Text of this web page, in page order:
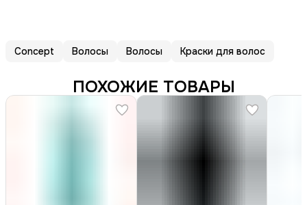
Concept Волосы Волосы Краски для волос
ПОХОЖИЕ ТОВАРЫ